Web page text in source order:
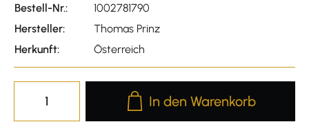
Bestell-Nr.:
1002781790
Hersteller:
Thomas Prinz
Herkunft:
Österreich
Produkt Anzahl: Gib den
In den Warenkorb